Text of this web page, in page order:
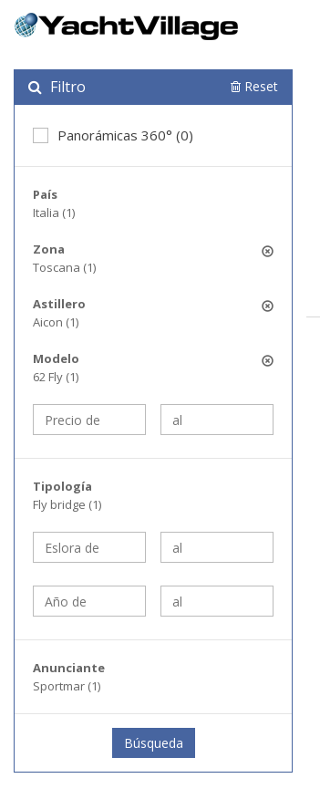
Filtro Reset
Panorámicas 360° (0)
País
Italia (1)
Zona
Toscana (1)
Astillero
Aicon (1)
Modelo
62 Fly (1)
Tipología
Fly bridge (1)
Anunciante
Sportmar (1)
Búsqueda